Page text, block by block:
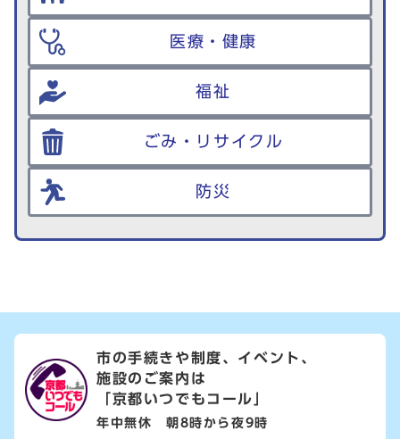
医療・健康
福祉
ごみ・リサイクル
防災
市の手続きや制度、イベント、
施設のご案内は
「京都いつでもコール」
年中無休 朝8時から夜9時